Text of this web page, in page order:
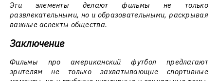
Эти элементы делают фильмы не только
развлекательными, но и образовательными, раскрывая
важные аспекты общества.
Заключение
Фильмы про американский футбол предлагают
зрителям не только захватывающие спортивные